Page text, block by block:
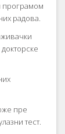
програмом
радова.
пре
тест.